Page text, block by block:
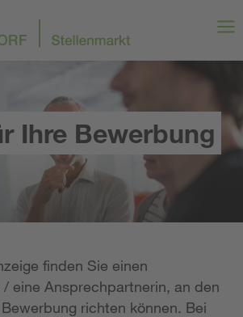
Ihre Bewerbung
finden Sie einen
eine Ansprechpartnerin, an den
richten können. Bei